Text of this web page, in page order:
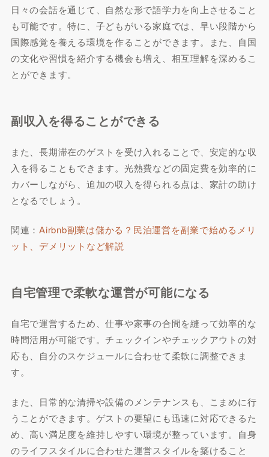
日々の会話を通じて、自然な形で語学力を向上させること
も可能です。特に、子どもがいる家庭では、早い段階から
国際感覚を養える環境を作ることができます。また、自国
の文化や習慣を紹介する機会も増え、相互理解を深めるこ
とができます。
副収入を得ることができる
また、長期滞在のゲストを受け入れることで、安定的な収
入を得ることもできます。光熱費などの固定費を効率的に
カバーしながら、追加の収入を得られる点は、家計の助け
となるでしょう。
関連：Airbnb副業は儲かる？民泊運営を副業で始めるメリ
ット、デメリットなど解説
自宅管理で柔軟な運営が可能になる
自宅で運営するため、仕事や家事の合間を縫って効率的な
時間活用が可能です。チェックインやチェックアウトの対
応も、自分のスケジュールに合わせて柔軟に調整できま
す。
また、日常的な清掃や設備のメンテナンスも、こまめに行
うことができます。ゲストの要望にも迅速に対応できるた
め、高い満足度を維持しやすい環境が整っています。自身
のライフスタイルに合わせた運営スタイルを築けること